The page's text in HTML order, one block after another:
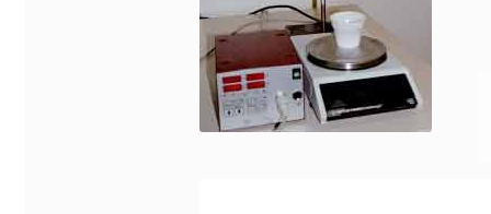
Chemische Komponente Analyse